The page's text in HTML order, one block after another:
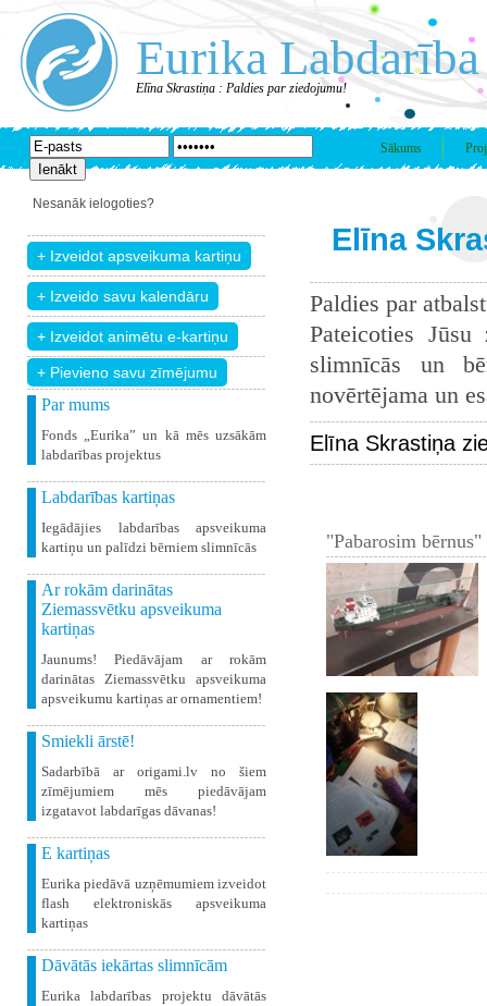
Eurika Labdarība
Elīna Skrastiņa : Paldies par ziedojumu!
Sākums
Nesanāk ielogoties?
+ Pievieno savu zīmējumu
Par mums
Fonds „Eurika” un kā mēs uzsākām
labdarības projektus
Labdarības kartiņas
Iegādājies labdarības apsveikuma
kartiņu un palīdzi bērniem slimnīcās
Ar rokām darinātas
Ziemassvētku apsveikuma
kartiņas
Jaunums! Piedāvājam ar rokām
darinātas Ziemassvētku apsveikuma
apsveikumu kartiņas ar ornamentiem!
Smiekli ārstē!
Sadarbībā ar origami.lv no šiem
zīmējumiem mēs piedāvājam
izgatavot labdarīgas dāvanas!
E kartiņas
Eurika piedāvā uzņēmumiem izveidot
flash elektroniskās apsveikuma
kartiņas
Dāvātās iekārtas slimnīcām
Eurika labdarības projektu dāvātās
Elīna
Paldies par
Pateicoties
slimnīcās un
novērtējama un
Elīna Skrastiņa
"Pabarosim